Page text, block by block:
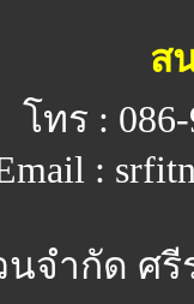
ส
โทร :
:
จำกัด ศรี